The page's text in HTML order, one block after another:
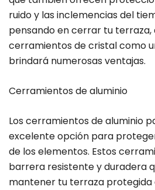
ruido y las inclemencias del
pensando en cerrar tu terraza,
cerramientos de cristal como
brindará numerosas ventajas.
Cerramientos de aluminio
Los cerramientos de aluminio
excelente opción para
de los elementos. Estos
barrera resistente y duradera
mantener tu terraza protegida